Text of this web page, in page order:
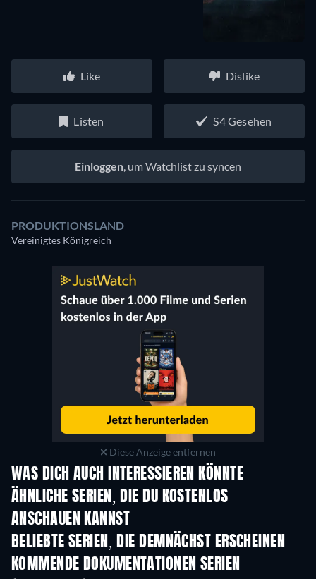
Like Dislike
Listen S4 Gesehen
Einloggen, um Watchlist zu syncen
PRODUKTIONSLAND
Vereinigtes Königreich
Diese Anzeige entfernen
WAS DICH AUCH INTERESSIEREN KÖNNTE
Serie Serie
ÄHNLICHE SERIEN, DIE DU KOSTENLOS
ANSCHAUEN KANNST
Serie
BELIEBTE SERIEN, DIE DEMNÄCHST ERSCHEINEN
Serie Serie
KOMMENDE DOKUMENTATIONEN SERIEN